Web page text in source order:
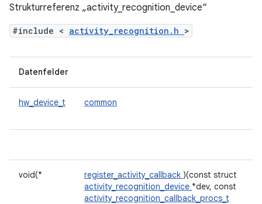
Strukturreferenz „activity_recognition_device“
#include < activity_recognition.h >
Datenfelder
hw_device_t common
void(* register_activity_callback )(const struct
activity_recognition_device *dev, const
activity_recognition_callback_procs_t